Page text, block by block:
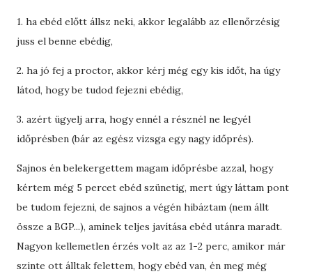
1. ha ebéd előtt állsz neki, akkor legalább az ellenőrzésig
juss el benne ebédig,
2. ha jó fej a proctor, akkor kérj még egy kis időt, ha úgy
látod, hogy be tudod fejezni ebédig,
3. azért ügyelj arra, hogy ennél a résznél ne legyél
időprésben (bár az egész vizsga egy nagy időprés).
Sajnos én belekergettem magam időprésbe azzal, hogy
kértem még 5 percet ebéd szünetig, mert úgy láttam pont
be tudom fejezni, de sajnos a végén hibáztam (nem állt
össze a BGP...), aminek teljes javítása ebéd utánra maradt.
Nagyon kellemetlen érzés volt az az 1-2 perc, amikor már
szinte ott álltak felettem, hogy ebéd van, én meg még